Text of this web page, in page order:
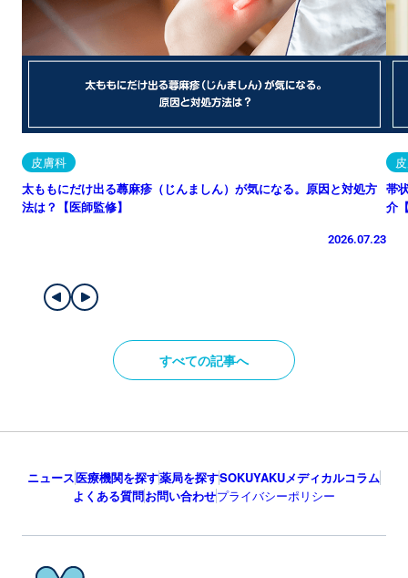
皮膚科
太ももにだけ出る蕁麻疹（じんましん）が気になる。原因と対処方
法は？【医師監修】
2026.07.23
帯
介
すべての記事へ
ニュース医療機関を探す薬局を探すSOKUYAKUメディカルコラム
よくある質問お問い合わせプライバシーポリシー